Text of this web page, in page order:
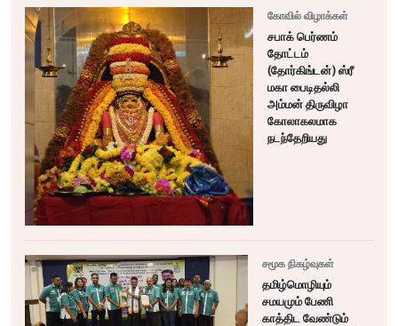
கோவில் விழாக்கள்
சபாக் பெர்ணம்
தோட்டம்
(தோர்கிங்டன்) ஸ்ரீ
மகா பைடிதல்லி
அம்மன் திருவிழா
கோலாகலமாக
நடந்தேறியது
சமூக நிகழ்வுகள்
தமிழ்மொழியும்
சமயமும் பேணி
காத்திட வேண்டும்